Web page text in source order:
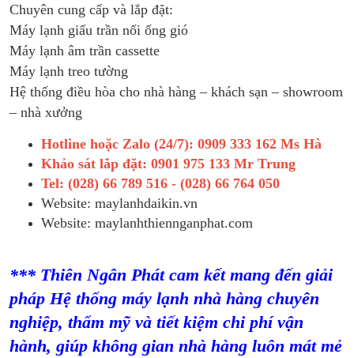
Chuyên cung cấp và lắp đặt:
Máy lạnh giấu trần nối ống gió
Máy lạnh âm trần cassette
Máy lạnh treo tường
Hệ thống điều hòa cho nhà hàng – khách sạn – showroom
– nhà xưởng
Hotline hoặc Zalo (24/7): 0909 333 162 Ms Hà
Khảo sát lắp đặt: 0901 975 133 Mr Trung
Tel: (028) 66 789 516 - (028) 66 764 050
Website: maylanhdaikin.vn
Website: maylanhthiennganphat.com
*** Thiên Ngân Phát cam kết mang đến giải
pháp Hệ thống máy lạnh nhà hàng chuyên
nghiệp, thẩm mỹ và tiết kiệm chi phí vận
hành, giúp không gian nhà hàng luôn mát mẻ